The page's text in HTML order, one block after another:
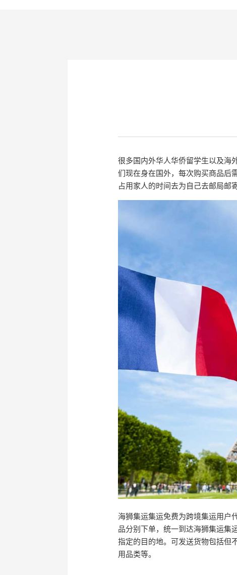
很多国内外华人华侨留学生以及海
们现在身在国外，每次购买商品后
占用家人的时间去为自己去邮局邮
海狮集运集运免费为跨境集运用户
品分别下单，统一到达海狮集运集
指定的目的地。可发送货物包括但
用品类等。